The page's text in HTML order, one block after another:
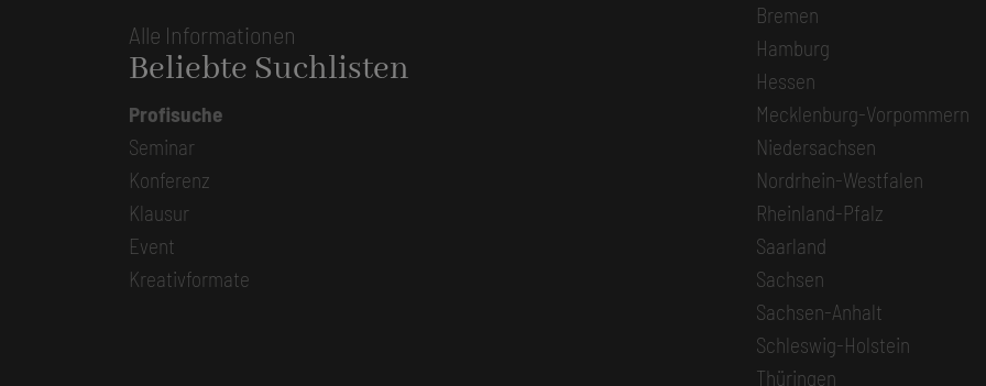
Alle Informationen
Beliebte Suchlisten
Profisuche
Seminar
Konferenz
Klausur
Event
Kreativformate
Bremen
Hamburg
Hessen
Mecklenburg-Vorpommern
Niedersachsen
Nordrhein-Westfalen
Rheinland-Pfalz
Saarland
Sachsen
Sachsen-Anhalt
Schleswig-Holstein
Thüringen